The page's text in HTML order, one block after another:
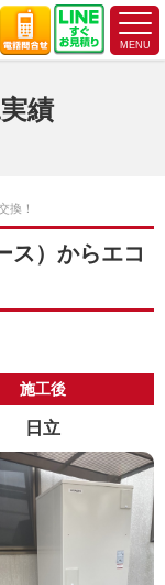
績
換！
ス）からエコ
施工後
日立